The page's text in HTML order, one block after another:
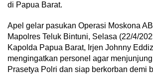
di Papua Barat.
Apel gelar pasukan Operasi Moskona
Mapolres Teluk Bintuni, Selasa (22/4/
Kapolda Papua Barat, Irjen Johnny
mengingatkan personel agar
Prasetya Polri dan siap berkorban demi